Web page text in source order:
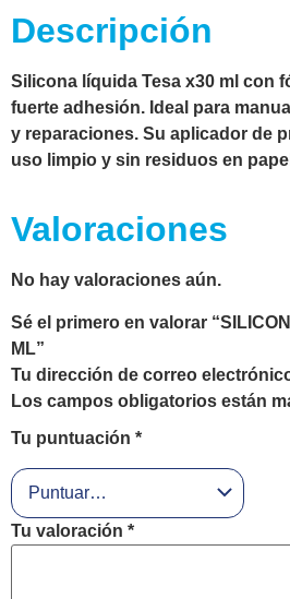
Descripción
Silicona líquida Tesa x30 ml con
fuerte adhesión. Ideal para
y reparaciones. Su aplicador de
uso limpio y sin residuos en
Valoraciones
No hay valoraciones aún.
Sé el primero en valorar
ML”
Tu dirección de correo
Los campos obligatorios están
Tu puntuación *
Tu valoración *